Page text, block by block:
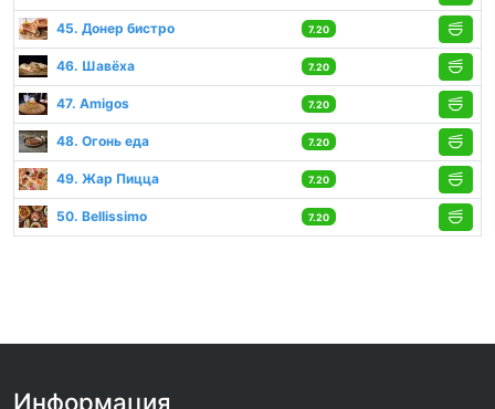
45. Донер бистро 7.20
46. Шавёха 7.20
47. Amigos 7.20
48. Огонь еда 7.20
49. Жар Пицца 7.20
50. Bellissimo 7.20
Информация